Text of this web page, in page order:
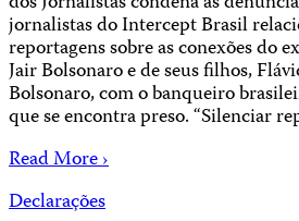
jornalistas do Intercept Brasil
reportagens sobre as conexões do
Jair Bolsonaro e de seus filhos,
Bolsonaro, com o banqueiro
que se encontra preso. “Silenciar
Read More ›
Declarações